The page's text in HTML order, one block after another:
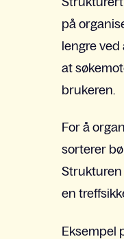
på
lengre
at
brukeren.
For å
sorterer
Strukturen
en
Eksempel